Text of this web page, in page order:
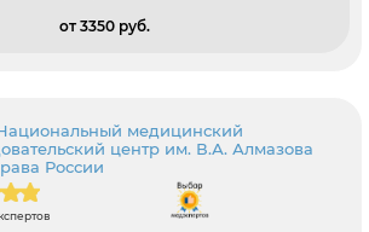
от 3350 pуб.
медицинский
центр им. В.А. Алмазова
России